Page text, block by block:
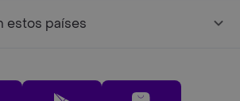
estos países